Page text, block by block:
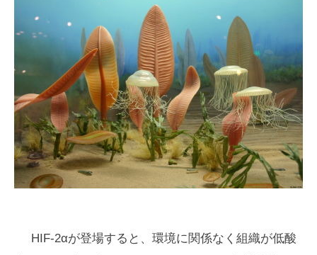
HIF-2αが登場すると、環境に関係なく組織が低酸